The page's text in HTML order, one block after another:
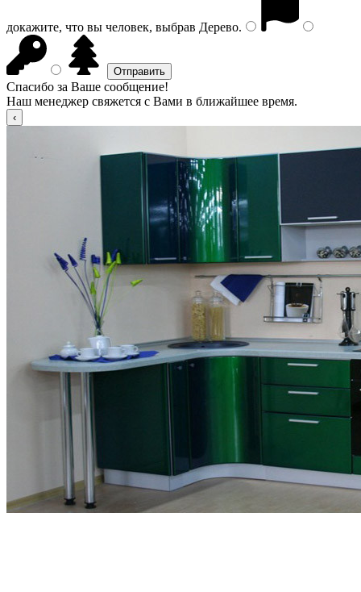
докажите, что вы человек, выбрав Дерево.
Спасибо за Ваше сообщение!
Наш менеджер свяжется с Вами в ближайшее время.